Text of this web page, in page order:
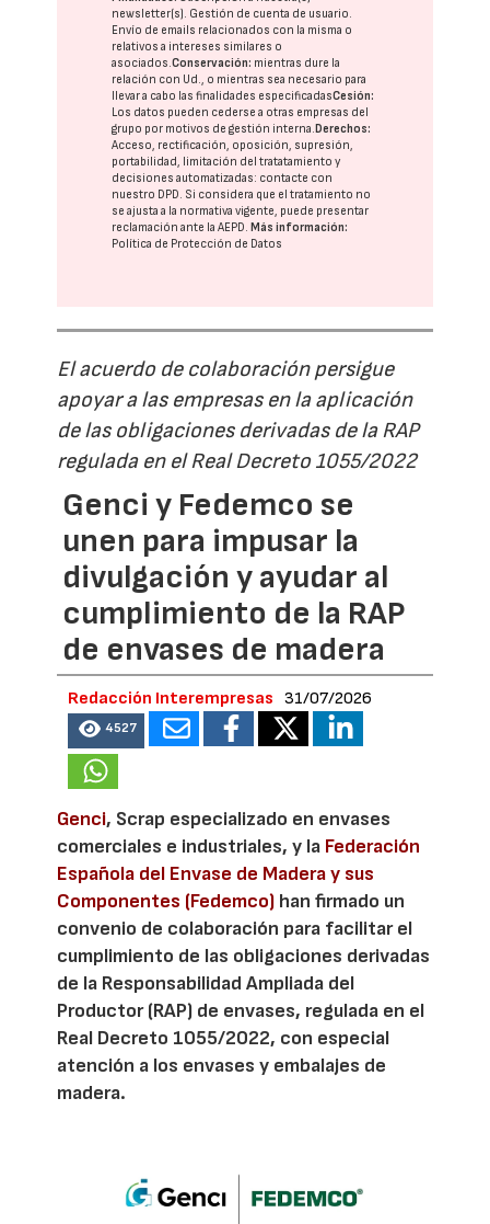
newsletter(s). Gestión de cuenta de usuario.
Envío de emails relacionados con la misma o
relativos a intereses similares o
asociados.Conservación: mientras dure la
relación con Ud., o mientras sea necesario para
llevar a cabo las finalidades especificadasCesión:
Los datos pueden cederse a otras empresas del
grupo por motivos de gestión interna. Derechos:
Acceso, rectificación, oposición, supresión,
portabilidad, limitación del tratatamiento y
decisiones automatizadas: contacte con
nuestro DPD. Si considera que el tratamiento no
se ajusta a la normativa vigente, puede presentar
reclamación ante laAEPD. Más información:
Política de Protección de Datos
El acuerdo de colaboración persigue
apoyar a las empresas en la aplicación
de las obligaciones derivadas de la RAP
regulada en el Real Decreto 1055/2022
Genci y Fedemco se
unen para impusar la
divulgación y ayudar al
cumplimiento de la RAP
de envases de madera
Redacción Interempresas 31/07/2026
4527
Genci, Scrap especializado en envases
comerciales e industriales, y la Federación
Española del Envase de Madera y sus
Componentes (Fedemco) han firmado un
convenio de colaboración para facilitar el
cumplimiento de las obligaciones derivadas
de la Responsabilidad Ampliada del
Productor (RAP) de envases, regulada en el
Real Decreto 1055/2022, con especial
atención a los envases y embalajes de
madera.